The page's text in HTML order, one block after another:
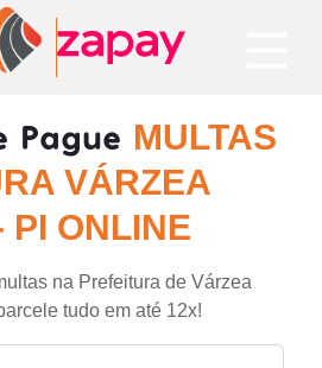
Pague MULTAS
VÁRZEA
PI ONLINE
na Prefeitura de Várzea
tudo em até 12x!